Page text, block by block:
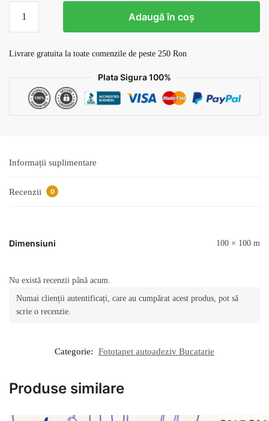
Tapet
v23
Adaugă în coș
Livrare gratuita la toate comenzile de peste 250 Ron
Plata Sigura 100%
Informații suplimentare
Recenzii 0
Dimensiuni 100 × 100 m
Nu există recenzii până acum.
Numai clienții autentificați, care au cumpărat acest produs, pot să
scrie o recenzie.
Categorie: Fototapet autoadeziv Bucatarie
Produse similare